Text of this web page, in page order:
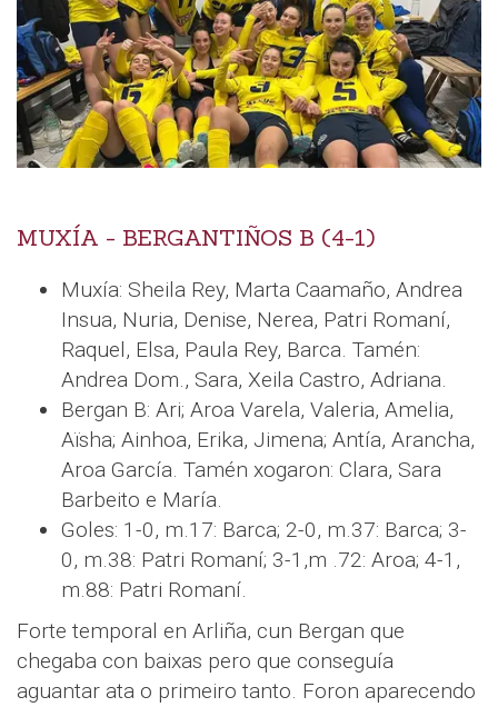
MUXÍA - BERGANTIÑOS B (4-1)
Muxía: Sheila Rey, Marta Caamaño, Andrea
Insua, Nuria, Denise, Nerea, Patri Romaní,
Raquel, Elsa, Paula Rey, Barca. Tamén:
Andrea Dom., Sara, Xeila Castro, Adriana.
Bergan B: Ari; Aroa Varela, Valeria, Amelia,
Aïsha; Ainhoa, Erika, Jimena; Antía, Arancha,
Aroa García. Tamén xogaron: Clara, Sara
Barbeito e María.
Goles: 1-0, m.17: Barca; 2-0, m.37: Barca; 3-
0, m.38: Patri Romaní; 3-1,m .72: Aroa; 4-1,
m.88: Patri Romaní.
Forte temporal en Arliña, cun Bergan que
chegaba con baixas pero que conseguía
aguantar ata o primeiro tanto. Foron aparecendo